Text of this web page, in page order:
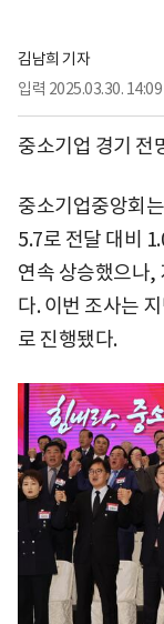
김남희 기자
입력 2025.03.30. 14:09
중소기업 경기 전
중소기업중앙회
5.7로 전달 대비
연속 상승했으나,
다. 이번 조사는
로 진행됐다.